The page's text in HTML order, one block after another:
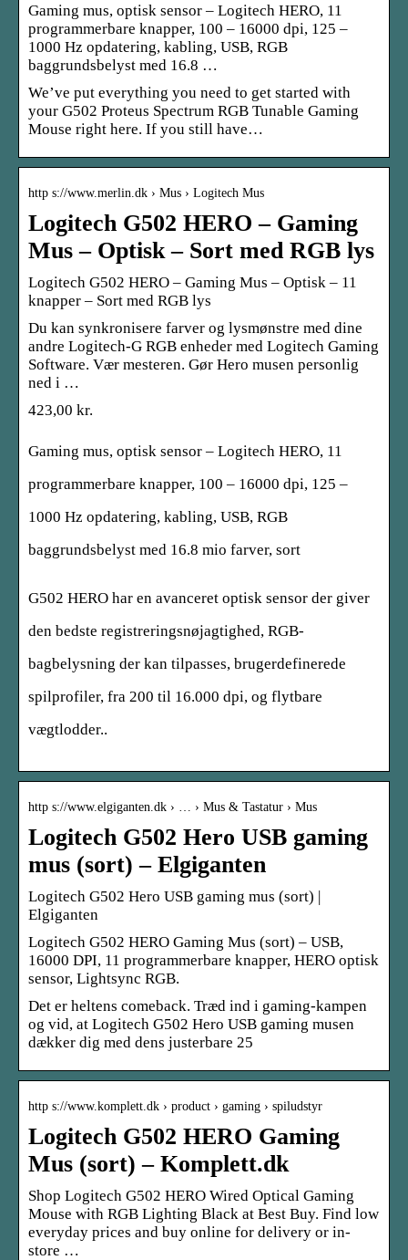
Gaming mus, optisk sensor – Logitech HERO, 11
programmerbare knapper, 100 – 16000 dpi, 125 –
1000 Hz opdatering, kabling, USB, RGB
baggrundsbelyst med 16.8 …
We’ve put everything you need to get started with
your G502 Proteus Spectrum RGB Tunable Gaming
Mouse right here. If you still have…
http s://www.merlin.dk › Mus › Logitech Mus
Logitech G502 HERO – Gaming
Mus – Optisk – Sort med RGB lys
Logitech G502 HERO – Gaming Mus – Optisk – 11
knapper – Sort med RGB lys
Du kan synkronisere farver og lysmønstre med dine
andre Logitech-G RGB enheder med Logitech Gaming
Software. Vær mesteren. Gør Hero musen personlig
ned i …
423,00 kr.
Gaming mus, optisk sensor – Logitech HERO, 11
programmerbare knapper, 100 – 16000 dpi, 125 –
1000 Hz opdatering, kabling, USB, RGB
baggrundsbelyst med 16.8 mio farver, sort
G502 HERO har en avanceret optisk sensor der giver
den bedste registreringsnøjagtighed, RGB-
bagbelysning der kan tilpasses, brugerdefinerede
spilprofiler, fra 200 til 16.000 dpi, og flytbare
vægtlodder..
http s://www.elgiganten.dk › … › Mus & Tastatur › Mus
Logitech G502 Hero USB gaming
mus (sort) – Elgiganten
Logitech G502 Hero USB gaming mus (sort) |
Elgiganten
Logitech G502 HERO Gaming Mus (sort) – USB,
16000 DPI, 11 programmerbare knapper, HERO optisk
sensor, Lightsync RGB.
Det er heltens comeback. Træd ind i gaming-kampen
og vid, at Logitech G502 Hero USB gaming musen
dækker dig med dens justerbare 25
http s://www.komplett.dk › product › gaming › spiludstyr
Logitech G502 HERO Gaming
Mus (sort) – Komplett.dk
Shop Logitech G502 HERO Wired Optical Gaming
Mouse with RGB Lighting Black at Best Buy. Find low
everyday prices and buy online for delivery or in-
store …